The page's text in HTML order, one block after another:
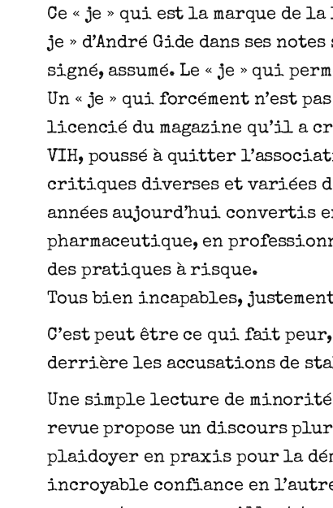
Ce « je » qui est la marque de
je » d’André Gide dans ses
signé, assumé. Le « je » qui
Un « je » qui forcément n’est
licencié du magazine qu’il a
VIH, poussé à quitter
critiques diverses et variées
années aujourd’hui
pharmaceutique, en
des pratiques à risque.
Tous bien incapables,
C’est peut être ce qui fait peur,
derrière les accusations de
Une simple lecture de
revue propose un discours
plaidoyer en praxis pour la
incroyable confiance en